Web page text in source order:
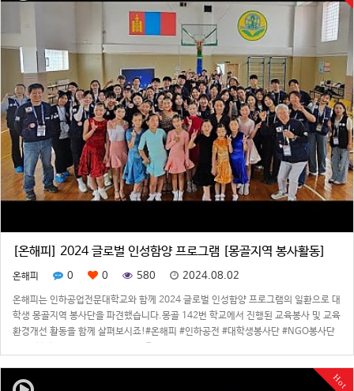
[온해피] 2024 글로벌 인성함양 프로그램 [몽골지역 봉사활동]
온해피 0 0 580 2024.08.02
온해피는 인하공업전문대학교와 함께 2024 글로벌 인성함양 프로그램의 일환으로 대
학생 몽골지역 봉사단을 파견했습니다.몽골 142번 학교에서 진행된 교육봉사 및 교육
환경개선 활동을 함께 살펴보시죠!#온해피 #인하공전 #대학생봉사단 #NGO봉사단
Hot